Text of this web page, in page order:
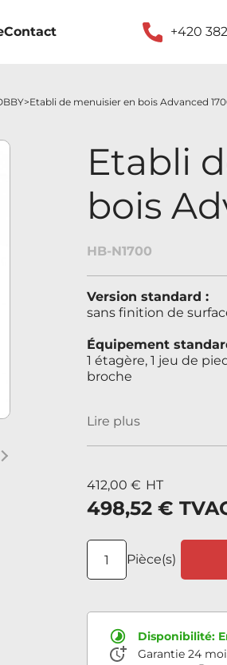
Contact +420
Etabli de menuisier en bois Advanced
Etabli
bois
HB-N1700
Version standard :
sans finition de
Équipement
1 étagère, 1 jeu de
broche
Lire plus
412,00 € HT
498,52 €
Pièce(s)
Disponibilité:
Garantie 24